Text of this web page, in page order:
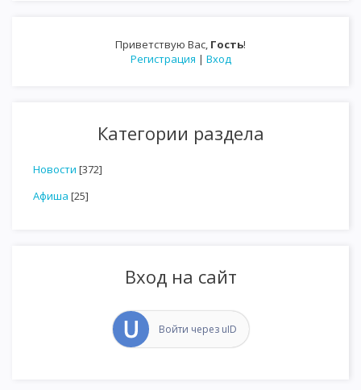
Приветствую Вас, Гость!
Регистрация | Вход
Категории раздела
Новости [372]
Афиша [25]
Вход на сайт
Войти через uID